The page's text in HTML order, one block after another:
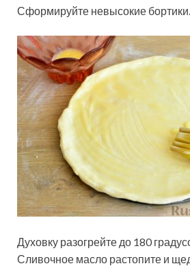
Сформируйте невысокие бортики.
Духовку разогрейте до 180
Сливочное масло растопите и